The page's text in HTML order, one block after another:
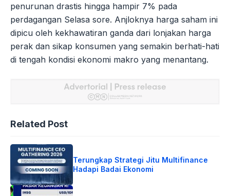
penurunan drastis hingga hampir 7% pada
perdagangan Selasa sore. Anjloknya harga saham ini
dipicu oleh kekhawatiran ganda dari lonjakan harga
perak dan sikap konsumen yang semakin berhati-hati
di tengah kondisi ekonomi makro yang menantang.
Related Post
Terungkap Strategi Jitu Multifinance
Hadapi Badai Ekonomi